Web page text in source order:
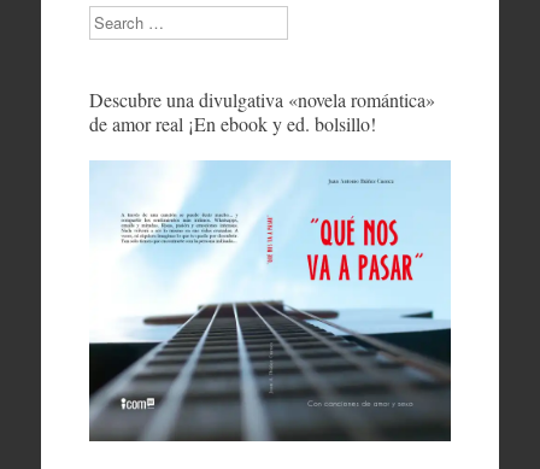
Search
Descubre una divulgativa «novela romántica»
de amor real ¡En ebook y ed. bolsillo!